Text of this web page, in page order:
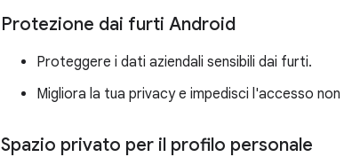
Protezione dai furti Android
Proteggere i dati aziendali sensibili dai furti.
Migliora la tua privacy e impedisci l'accesso
Spazio privato per il profilo personale